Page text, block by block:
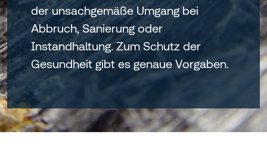
der unsachgemäße Umgang bei
Abbruch, Sanierung oder
Instandhaltung. Zum Schutz der
Gesundheit gibt es genaue Vorgaben.